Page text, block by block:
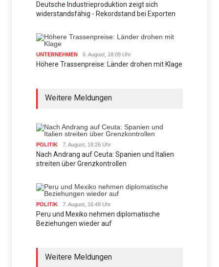
Deutsche Industrieproduktion zeigt sich
widerstandsfähig - Rekordstand bei Exporten
UNTERNEHMEN 6. August, 18:09 Uhr
Höhere Trassenpreise: Länder drohen mit Klage
Weitere Meldungen
POLITIK 7. August, 18:26 Uhr
Nach Andrang auf Ceuta: Spanien und Italien
streiten über Grenzkontrollen
POLITIK 7. August, 16:49 Uhr
Peru und Mexiko nehmen diplomatische
Beziehungen wieder auf
Weitere Meldungen